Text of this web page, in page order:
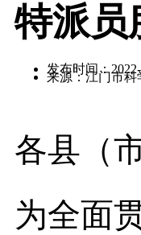
特派员
发布时间：
来源：江门市科
各县（
为全面